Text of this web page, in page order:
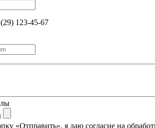
123-45-67
«Отправить», я даю согласие на